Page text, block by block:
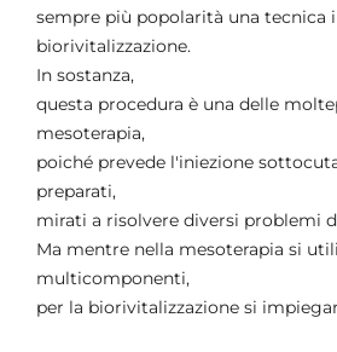
sempre più popolarità una tecnica
biorivitalizzazione.
In sostanza,
questa procedura è una delle
mesoterapia,
poiché prevede l'iniezione
preparati,
mirati a risolvere diversi problemi
Ma mentre nella mesoterapia si
multicomponenti,
per la biorivitalizzazione si